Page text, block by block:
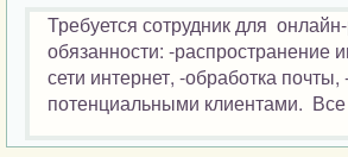
Требуется сотрудник для
обязанности: -распространение
сети интернет, -обработка
потенциальными клиентами.